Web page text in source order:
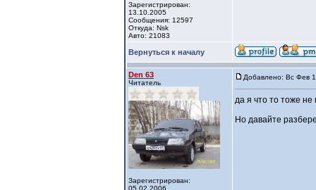
Зарегистрирован:
13.10.2005
Сообщения: 12597
Откуда: Nsk
Авто: 21083
Вернуться к началу
Den 63
Читатель
Зарегистрирован:
05.02.2006
Добавлено: Вс Фев
да я что то тоже
Но давайте